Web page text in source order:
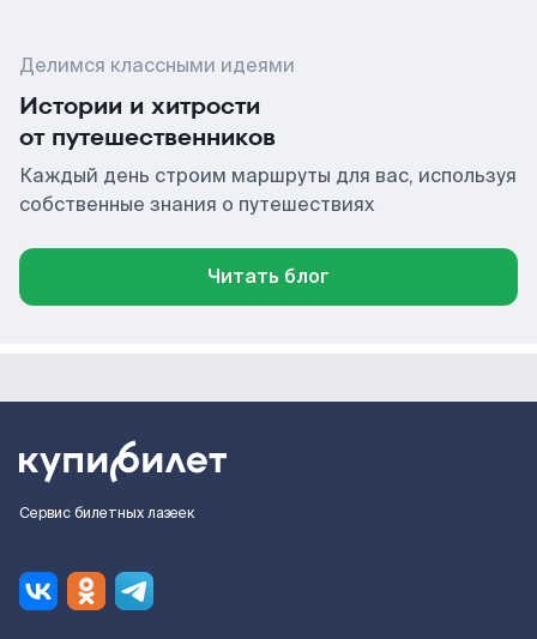
Делимся классными идеями
Истории и хитрости
от путешественников
Каждый день строим маршруты для вас, используя
собственные знания о путешествиях
Читать блог
Сервис билетных лазеек